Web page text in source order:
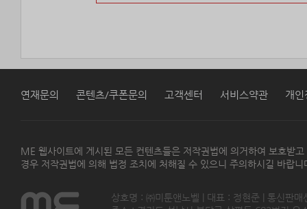
연재문의 콘텐츠/쿠폰문의 고객센터 서비스약관 개인
ME 웹사이트에 게시된 모든 컨텐츠들은 저작권법에 의거하여 보호받
경우 저작권법에 의해 법정 조치에 처해질 수 있으니 주의하시길 바랍니
상호명 : ㈜미툰앤노벨 | 대표 : 정현준 | 통신판